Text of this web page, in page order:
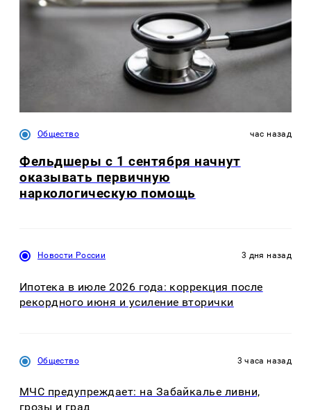
Общество час назад
Фельдшеры с 1 сентября начнут
оказывать первичную
наркологическую помощь
Новости России 3 дня назад
Ипотека в июле 2026 года: коррекция после
рекордного июня и усиление вторички
Общество 3 часа назад
МЧС предупреждает: на Забайкалье ливни,
грозы и град